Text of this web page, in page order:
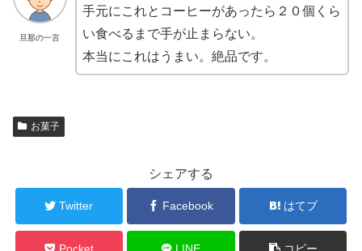
旦那の一言
手元にこれとコーヒーがあったら２０個くら
い食べるまで手が止まらない。
本当にこれはうまい。絶品です。
お菓子
シェアする
Twitter Facebook はてブ
Pocket LINE コピー